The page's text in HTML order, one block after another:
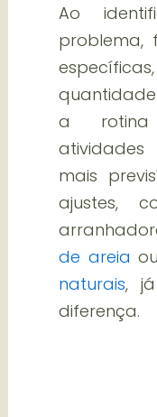
Ao
problema,
a rotina
mais
ajustes,
de areia
naturais,
diferença.